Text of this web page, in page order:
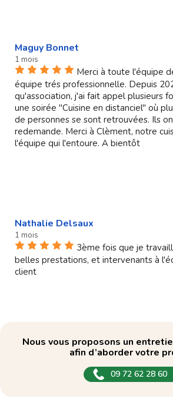
Maguy Bonnet
1 mois
Merci à toute l'équipe
équipe trés professionnelle. Depuis
qu'association, j'ai fait appel plusieurs
une soirée "Cuisine en distanciel" où
de personnes se sont retrouvées. Ils
redemande. Merci à Clèment, notre
l'équipe qui l'entoure. A bientôt
Nathalie Delsaux
1 mois
3ème fois que je
belles prestations, et intervenants à
client
Nous vous proposons un
afin d’aborder votre
09 72 62 28 60